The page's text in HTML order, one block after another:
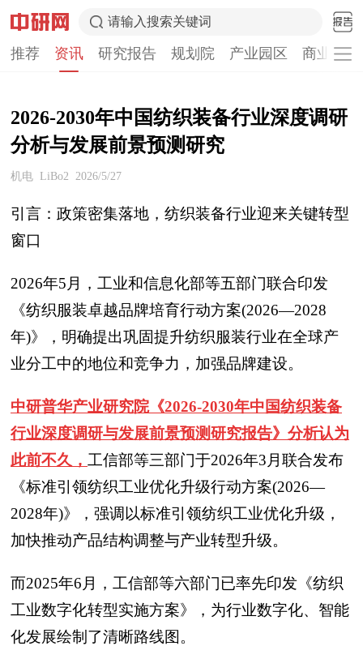
请输入搜索关键词
推荐 资讯 研究报告 规划院 产业园区 商业计
2026-2030年中国纺织装备行业深度调研
分析与发展前景预测研究
机电 LiBo2 2026/5/27
引言：政策密集落地，纺织装备行业迎来关键转型
窗口
2026年5月，工业和信息化部等五部门联合印发
《纺织服装卓越品牌培育行动方案(2026—2028
年)》，明确提出巩固提升纺织服装行业在全球产
业分工中的地位和竞争力，加强品牌建设。
中研普华产业研究院《2026-2030年中国纺织装备
行业深度调研与发展前景预测研究报告》分析认为
此前不久， 工信部等三部门于2026年3月联合发布
《标准引领纺织工业优化升级行动方案(2026—
2028年)》，强调以标准引领纺织工业优化升级，
加快推动产品结构调整与产业转型升级。
而2025年6月，工信部等六部门已率先印发《纺织
工业数字化转型实施方案》，为行业数字化、智能
化发展绘制了清晰路线图。